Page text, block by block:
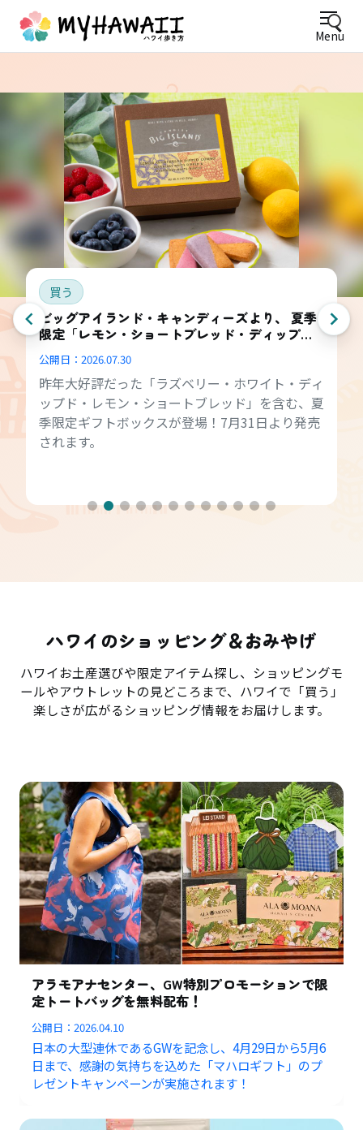
Menu
買う
ビッグアイランド・キャンディーズより、 夏季
限定「レモン・ショートブレッド・ディップ
公開日： 2026.07.30
昨年大好評だった「ラズベリー・ホワイト・ディ
ップド・レモン・ショートブレッド」を含む、夏
季限定ギフトボックスが登場！7月31日より発売
されます。
ハワイのショッピング＆おみやげ
ハワイお土産選びや限定アイテム探し、ショッピングモ
ールやアウトレットの見どころまで、ハワイで「買う」
楽しさが広がるショッピング情報をお届けします。
アラモアナセンター、GW特別プロモーションで限
定トートバッグを無料配布！
公開日：2026.04.10
日本の大型連休であるGWを記念し、4月29日から5月6
日まで、感謝の気持ちを込めた「マハロギフト」のプ
レゼントキャンペーンが実施されます！